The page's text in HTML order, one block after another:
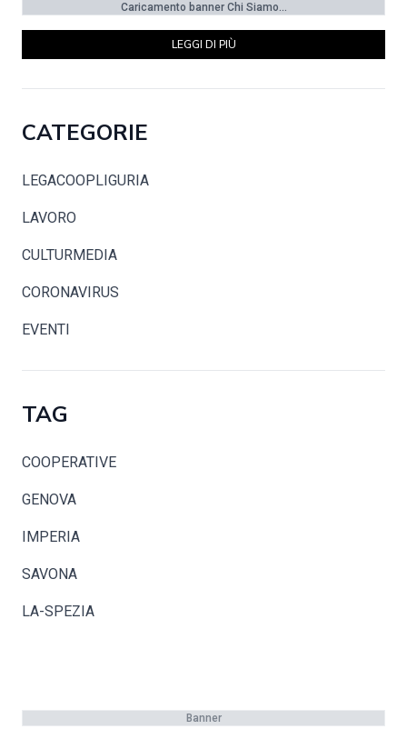
Caricamento banner Chi Siamo...
LEGGI DI PIÙ
CATEGORIE
LEGACOOPLIGURIA
LAVORO
CULTURMEDIA
CORONAVIRUS
EVENTI
TAG
COOPERATIVE
GENOVA
IMPERIA
SAVONA
LA-SPEZIA
Banner